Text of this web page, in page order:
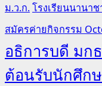
ม.ว.ก.โรงเรียนนานา
สมัครค่ายกิจกรรม
อธิการบดี มก
ต้อนรับนักศึก